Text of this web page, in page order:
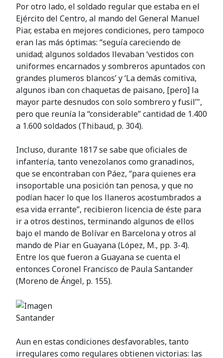
Por otro lado, el soldado regular que estaba en el
Ejército del Centro, al mando del General Manuel
Piar, estaba en mejores condiciones, pero tampoco
eran las más óptimas: “seguía careciendo de
unidad; algunos soldados llevaban ‘vestidos con
uniformes encarnados y sombreros apuntados con
grandes plumeros blancos’ y ‘La demás comitiva,
algunos iban con chaquetas de paisano, [pero] la
mayor parte desnudos con solo sombrero y fusil’",
pero que reunía la “considerable” cantidad de 1.400
a 1.600 soldados (Thibaud, p. 304).
Incluso, durante 1817 se sabe que oficiales de
infantería, tanto venezolanos como granadinos,
que se encontraban con Páez, “para quienes era
insoportable una posición tan penosa, y que no
podían hacer lo que los llaneros acostumbrados a
esa vida errante”, recibieron licencia de éste para
ir a otros destinos, terminando algunos de ellos
bajo el mando de Bolívar en Barcelona y otros al
mando de Piar en Guayana (López, M., pp. 3-4).
Entre los que fueron a Guayana se cuenta el
entonces Coronel Francisco de Paula Santander
(Moreno de Ángel, p. 155).
Santander
Aun en estas condiciones desfavorables, tanto
irregulares como regulares obtienen victorias: las